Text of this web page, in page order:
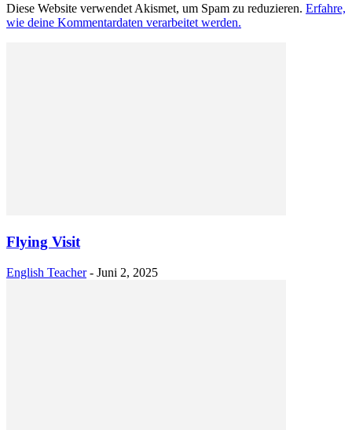
Diese Website verwendet Akismet, um Spam zu reduzieren. Erfahre,
wie deine Kommentardaten verarbeitet werden.
Flying Visit
English Teacher - Juni 2, 2025